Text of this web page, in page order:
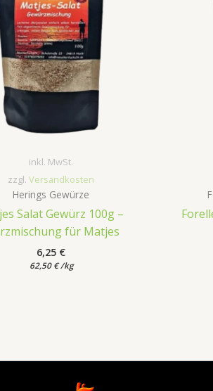
inkl. MwSt.
zzgl. Versandkosten
Herings Gewürze
Salat Gewürz 100g –
für Matjes
6,25 €
62,50 € /kg